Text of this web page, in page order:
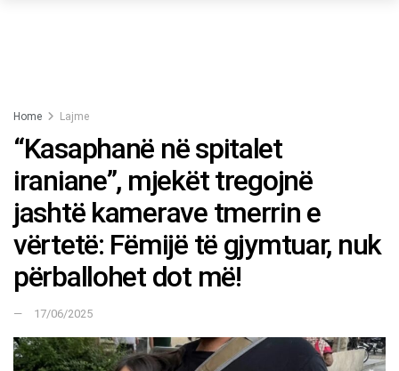
Home Lajme
“Kasaphanë në spitalet
iraniane”, mjekët tregojnë
jashtë kamerave tmerrin e
vërtetë: Fëmijë të gjymtuar, nuk
përballohet dot më!
17/06/2025